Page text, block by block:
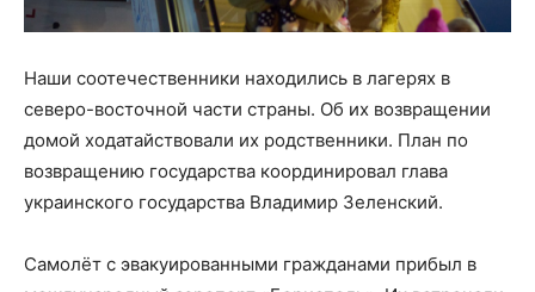
Наши соотечественники находились в лагерях в
северо-восточной части страны. Об их возвращении
домой ходатайствовали их родственники. План по
возвращению государства координировал глава
украинского государства Владимир Зеленский.
Самолёт с эвакуированными гражданами прибыл в